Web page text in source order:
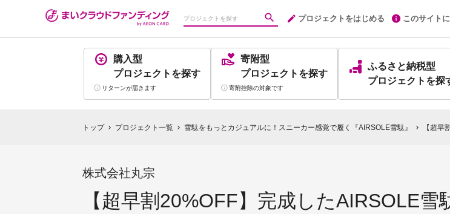
プロジェクトをはじめる このサイト
購入型
プロジェクト を探す
リターンが届きます
寄附型
プロジェクト を探す
寄附控除の対象です
ふるさと納税型
プロジェクト を探
トップ chevron_right プロジェクト一覧 chevron_right 雪駄をもっとカジュアルに！スニーカー感覚で履く『AIRSOLE雪駄』 chevron_right 【超
株式会社丸宗
【超早割20%OFF】完成したAIRSOLE